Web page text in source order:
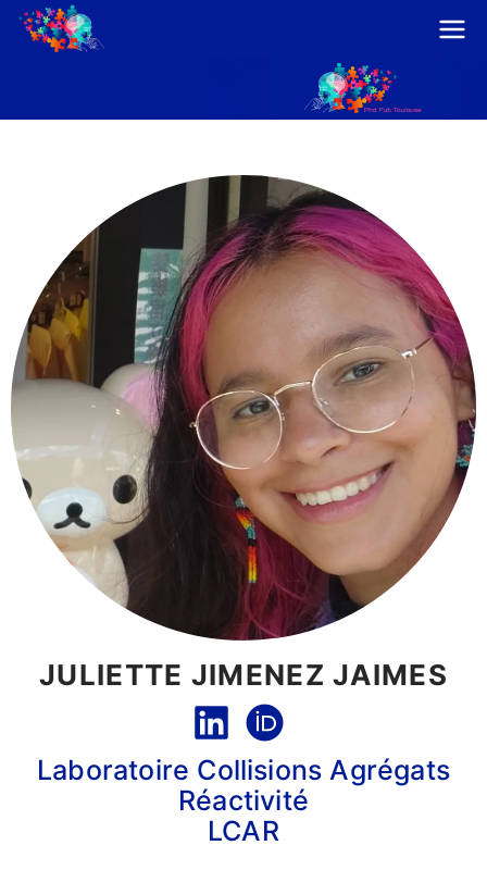
JULIETTE JIMENEZ JAIMES
Laboratoire Collisions Agrégats
Réactivité
LCAR